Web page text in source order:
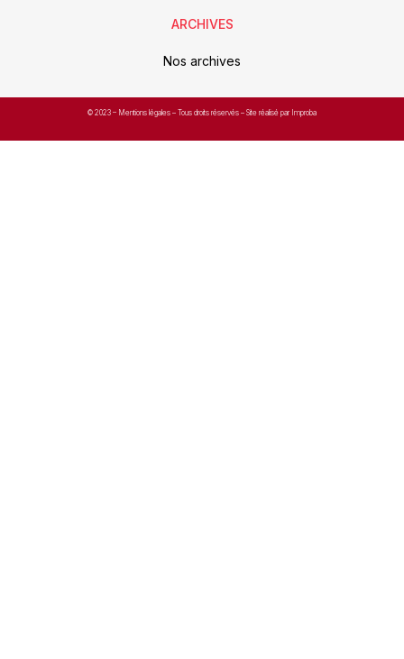
ARCHIVES
Nos archives
© 2023 – Mentions légales – Tous droits réservés – Site réalisé par Improba